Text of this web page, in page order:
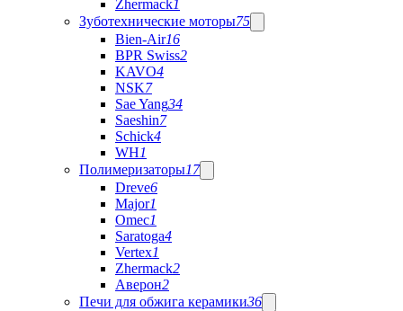
Zhermack1
Зуботехнические моторы75
Bien-Air16
BPR Swiss2
KAVO4
NSK7
Sae Yang34
Saeshin7
Schick4
WH1
Полимеризаторы17
Dreve6
Major1
Omec1
Saratoga4
Vertex1
Zhermack2
Аверон2
Печи для обжига керамики36